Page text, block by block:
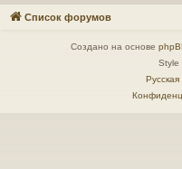
Список форумов
Создано на основе
Style